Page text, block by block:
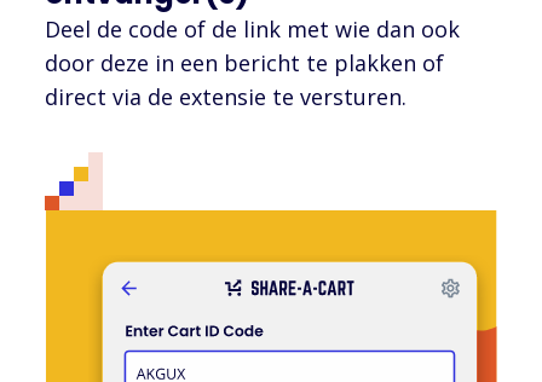
Deel de code of de link met wie dan ook
door deze in een bericht te plakken of
direct via de extensie te versturen.